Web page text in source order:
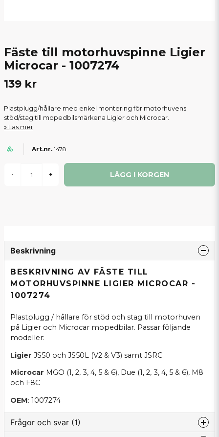
Fäste till motorhuvspinne Ligier
Microcar - 1007274
139 kr
Plastplugg/hållare med enkel montering för motorhuvens
stöd/stag till mopedbilsmärkena Ligier och Microcar.
Läs mer
1478
- + LÄGG I KORGEN
Beskrivning
BESKRIVNING AV FÄSTE TILL
MOTORHUVSPINNE LIGIER MICROCAR -
1007274
Plastplugg / hållare för stöd och stag till motorhuven
på Ligier och Microcar mopedbilar. Passar följande
modeller:
Ligier JS50 och JS50L (V2 & V3) samt JSRC
Microcar MGO (1, 2, 3, 4, 5 & 6), Due (1, 2, 3, 4, 5 & 6), M8
och F8C
OEM: 1007274
Frågor och svar (1)